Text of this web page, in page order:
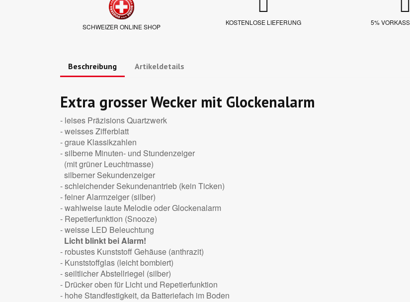
SCHWEIZER ONLINE SHOP
KOSTENLOSE LIEFERUNG 5%
Beschreibung Artikeldetails
Extra grosser Wecker mit Glockenalarm
- leises Präzisions Quartzwerk
- weisses Zifferblatt
- graue Klassikzahlen
- silberne Minuten- und Stundenzeiger
(mit grüner Leuchtmasse)
silberner Sekundenzeiger
- schleichender Sekundenantrieb (kein Ticken)
- feiner Alarmzeiger (silber)
- wahlweise laute Melodie oder Glockenalarm
- Repetierfunktion (Snooze)
- weisse LED Beleuchtung
Licht blinkt bei Alarm!
- robustes Kunststoff Gehäuse (anthrazit)
- Kunststoffglas (leicht bombiert)
- seiltlicher Abstellriegel (silber)
- Drücker oben für Licht und Repetierfunktion
- hohe Standfestigkeit, da Batteriefach im Boden